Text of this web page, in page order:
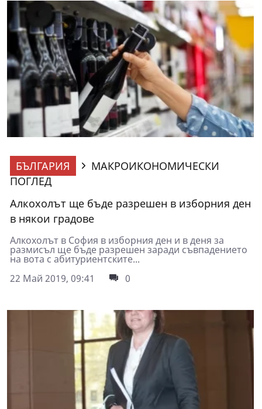
БЪЛГАРИЯ
МАКРОИКОНОМИЧЕСКИ
ПОГЛЕД
Алкохолът ще бъде разрешен в изборния ден
в някои градове
Алкохолът в София в изборния ден и в деня за
размисъл ще бъде разрешен заради съвпадението
на вота с абитуриентските...
22 Май 2019, 09:41
0